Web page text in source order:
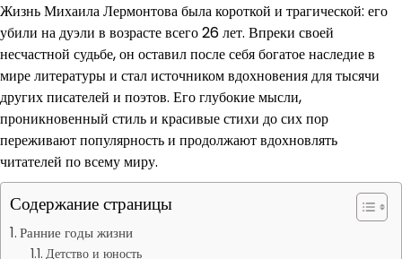
Жизнь Михаила Лермонтова была короткой и трагической: его
убили на дуэли в возрасте всего 26 лет. Впреки своей
несчастной судьбе, он оставил после себя богатое наследие в
мире литературы и стал источником вдохновения для тысячи
других писателей и поэтов. Его глубокие мысли,
проникновенный стиль и красивые стихи до сих пор
переживают популярность и продолжают вдохновлять
читателей по всему миру.
Содержание страницы
Ранние годы жизни
Детство и юность